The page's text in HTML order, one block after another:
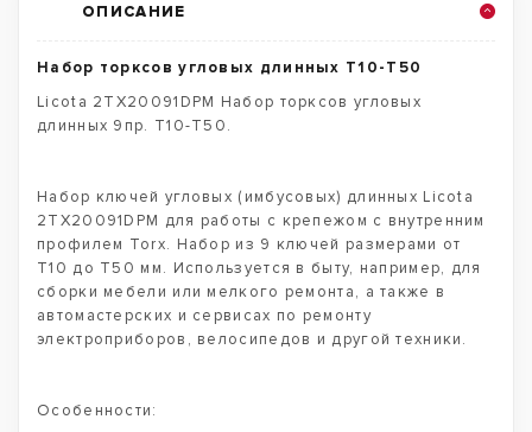
ОПИСАНИЕ
Набор торксов угловых длинных T10-T50
Licota 2TX20091DPM Набор торксов угловых
длинных 9пр. T10-T50.
Набор ключей угловых (имбусовых) длинных Licota
2TX20091DPM для работы с крепежом с внутренним
профилем Torx. Набор из 9 ключей размерами от
T10 до T50 мм. Используется в быту, например, для
сборки мебели или мелкого ремонта, а также в
автомастерских и сервисах по ремонту
электроприборов, велосипедов и другой техники.
Особенности: